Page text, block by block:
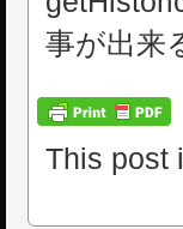
事が出来
This post